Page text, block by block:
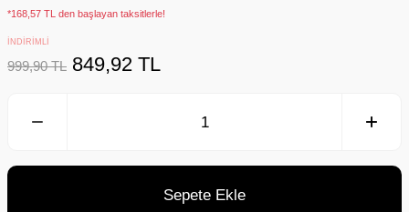
*168,57 TL den başlayan taksitlerle!
İNDİRİMLİ
999,90 TL 849,92 TL
Sepete Ekle